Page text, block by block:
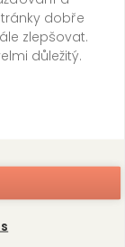
dobře
zlepšovat.
důležitý.